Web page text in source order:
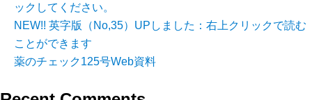
ックしてください。
NEW!! 英字版（No,35）UPしました：右上クリックで読む
ことができます
薬のチェック125号Web資料